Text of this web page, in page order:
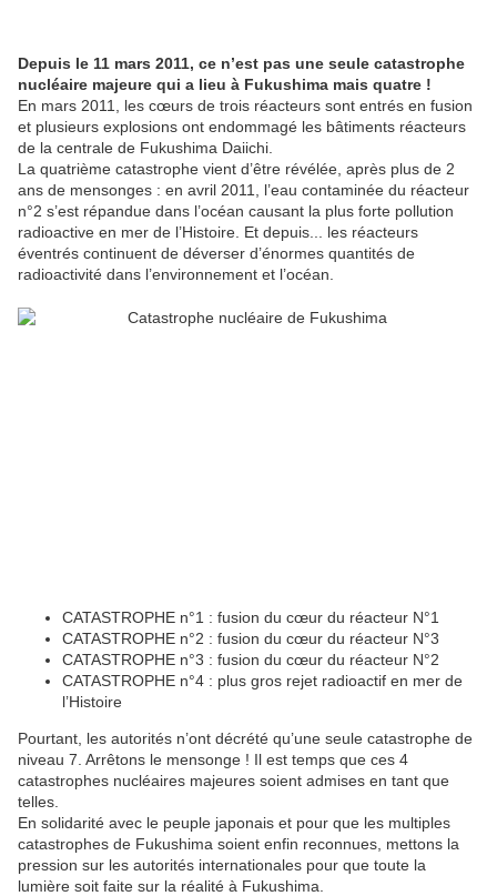
Depuis le 11 mars 2011, ce n’est pas une seule catastrophe
nucléaire majeure qui a lieu à Fukushima mais quatre !
En mars 2011, les cœurs de trois réacteurs sont entrés en fusion
et plusieurs explosions ont endommagé les bâtiments réacteurs
de la centrale de Fukushima Daiichi.
La quatrième catastrophe vient d’être révélée, après plus de 2
ans de mensonges : en avril 2011, l’eau contaminée du réacteur
n°2 s’est répandue dans l’océan causant la plus forte pollution
radioactive en mer de l’Histoire. Et depuis... les réacteurs
éventrés continuent de déverser d’énormes quantités de
radioactivité dans l’environnement et l’océan.
CATASTROPHE n°1 : fusion du cœur du réacteur N°1
CATASTROPHE n°2 : fusion du cœur du réacteur N°3
CATASTROPHE n°3 : fusion du cœur du réacteur N°2
CATASTROPHE n°4 : plus gros rejet radioactif en mer de
l’Histoire
Pourtant, les autorités n’ont décrété qu’une seule catastrophe de
niveau 7. Arrêtons le mensonge ! Il est temps que ces 4
catastrophes nucléaires majeures soient admises en tant que
telles.
En solidarité avec le peuple japonais et pour que les multiples
catastrophes de Fukushima soient enfin reconnues, mettons la
pression sur les autorités internationales pour que toute la
lumière soit faite sur la réalité à Fukushima.